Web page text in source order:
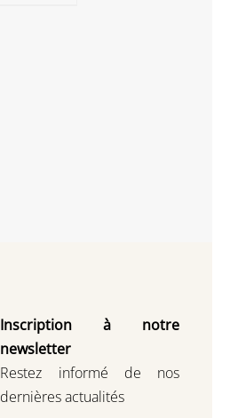
Inscription à notre
newsletter
Restez informé de nos
dernières actualités